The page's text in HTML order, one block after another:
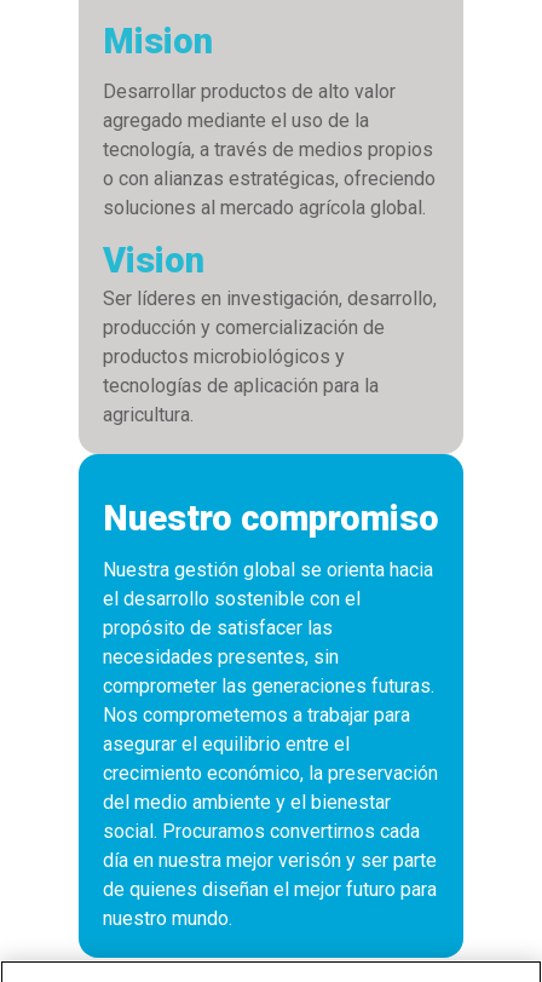
Mision
Desarrollar productos de alto valor
agregado mediante el uso de la
tecnología, a través de medios propios
o con alianzas estratégicas, ofreciendo
soluciones al mercado agrícola global.
Vision
Ser líderes en investigación, desarrollo,
producción y comercialización de
productos microbiológicos y
tecnologías de aplicación para la
agricultura.
Nuestro compromiso
Nuestra gestión global se orienta hacia
el desarrollo sostenible con el
propósito de satisfacer las
necesidades presentes, sin
comprometer las generaciones futuras.
Nos comprometemos a trabajar para
asegurar el equilibrio entre el
crecimiento económico, la preservación
del medio ambiente y el bienestar
social. Procuramos convertirnos cada
día en nuestra mejor verisón y ser parte
de quienes diseñan el mejor futuro para
nuestro mundo.